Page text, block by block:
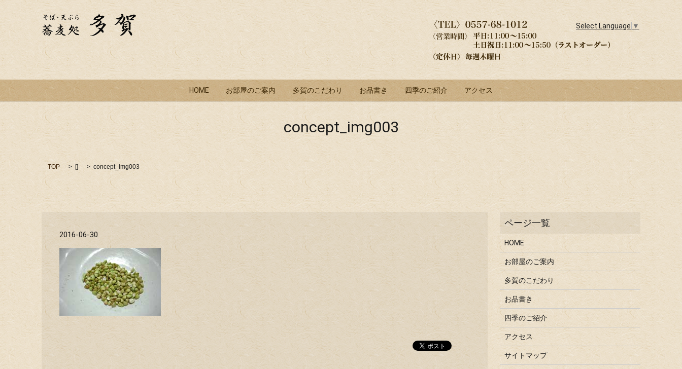
Select Language ▼
HOME お部屋のご案内 多賀のこだわり お品書き 四季のご紹介 アクセス
concept_img003
TOP [] concept_img003
2016-06-30
HOME
お部屋のご案内
多賀のこだわり
お品書き
四季のご紹介
アクセス
サイトマップ